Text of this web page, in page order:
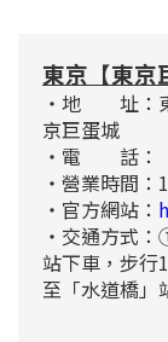
東京【東京
・地 址：東
京巨蛋城
・電 話：
・營業時間
・官方網站：
・交通方式
站下車，步行
至「水道橋」